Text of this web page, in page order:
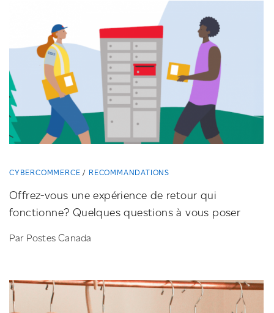
CYBERCOMMERCE RECOMMANDATIONS
Offrez-vous une expérience de retour qui
fonctionne? Quelques questions à vous poser
Par Postes Canada